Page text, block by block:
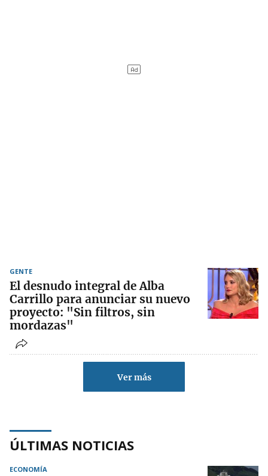
GENTE
El desnudo integral de Alba
Carrillo para anunciar su nuevo
proyecto: "Sin filtros, sin
mordazas"
Ver más
ÚLTIMAS NOTICIAS
ECONOMÍA